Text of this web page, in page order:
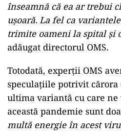
înseamnă că ea ar trebui
uşoară. La fel ca
trimite oameni la spital şi
adăugat directorul OMS.
Totodată, experții OMS
speculațiile potrivit
ultima variantă cu care
această pandemie sunt
multă energie în acest